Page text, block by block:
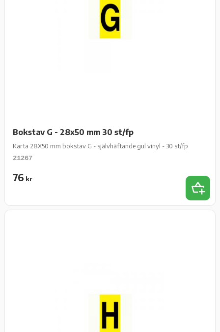
Bokstav G - 28x50 mm 30 st/fp
Karta 28X50 mm bokstav G - självhäftande gul vinyl - 30 st/fp
21267
76 kr